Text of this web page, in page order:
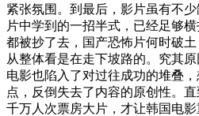
紧张氛围。到最后，影片虽有不
片中学到的一招半式，已经足够
都被抄了去，国产恐怖片何时破
从整体看是在走下坡路的。究其
电影也陷入了对过往成功的堆叠
点，反倒失去了内容的原创性。
千万人次票房大片，才让韩国电